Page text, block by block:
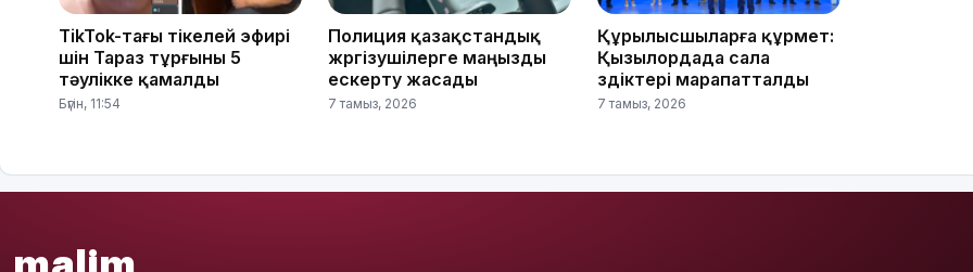
TikTok-тағы тікелей эфирі
үшін Тараз тұрғыны 5
тәулікке қамалды
Бүгін, 11:54
Полиция қазақстандық
жүргізушілерге маңызды
ескерту жасады
7 тамыз, 2026
Құрылысшыларға құрмет:
Қызылордада сала
үздіктері марапатталды
7 тамыз, 2026